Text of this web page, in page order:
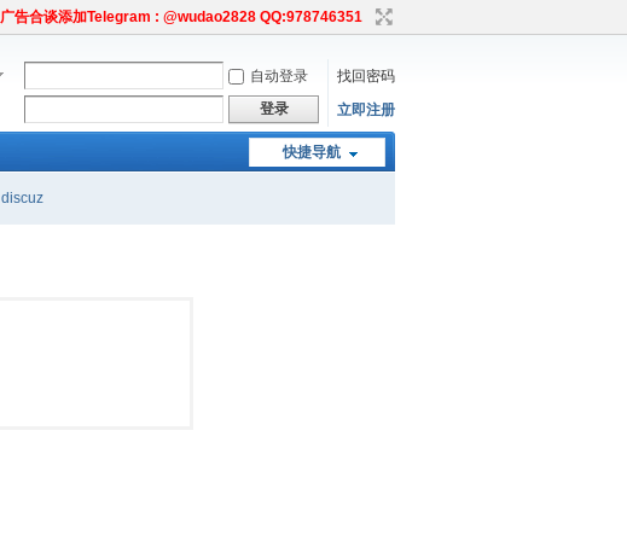
广告合谈添加Telegram : @wudao2828 QQ:978746351
自动登录
找回密码
登录 立即注册
快捷导航
discuz